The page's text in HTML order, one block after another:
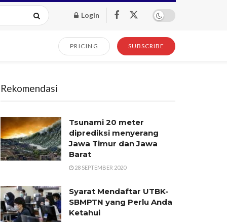
Login
PRICING SUBSCRIBE
Rekomendasi
Tsunami 20 meter
diprediksi menyerang
Jawa Timur dan Jawa
Barat
28 SEPTEMBER 2020
Syarat Mendaftar UTBK-
SBMPTN yang Perlu Anda
Ketahui